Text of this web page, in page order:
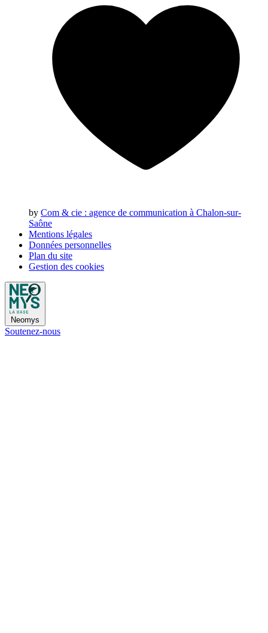
by Com & cie : agence de communication à Chalon-sur-
Saône
Mentions légales
Données personnelles
Plan du site
Gestion des cookies
Neomys
Soutenez-nous